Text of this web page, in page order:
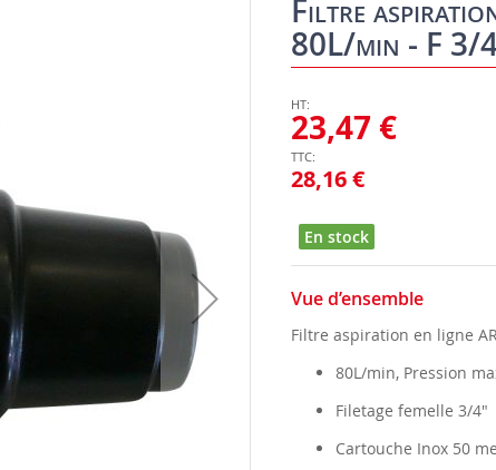
Filtre
80L/min - F 3/
28,16 €
23,47 €
En stock
Vue d’ensemble
Filtre aspiration en ligne
80L/min, Pression
Filetage femelle 3/4"
Cartouche Inox 50